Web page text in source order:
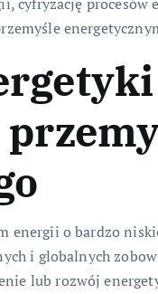
energii o bardzo
i globalnych
lub rozwój